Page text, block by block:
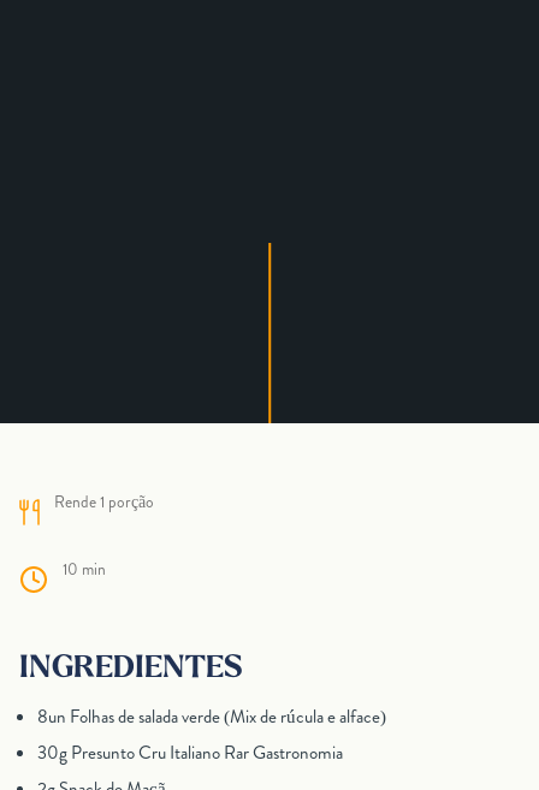
Rende 1 porção
10 min
INGREDIENTES
8un Folhas de salada verde (Mix de rúcula e alface)
30g Presunto Cru Italiano Rar Gastronomia